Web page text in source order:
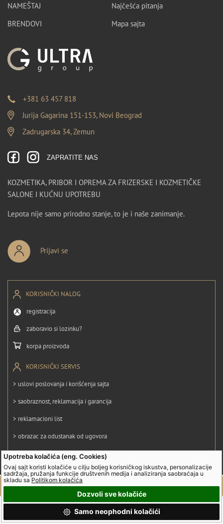
Upotreba kolačića (eng. Cookies)
Ovaj sajt koristi kolačiće u cilju boljeg korisničkog iskustva, personalizacije
sadržaja, pružanja funkcije društvenih medija i analiziranja saobraćaja u
skladu sa Politikom kolačića
Dozvoli sve kolačiće
Samo neophodni kolačići
NAMEŠTAJ
BRENDOVI
Najčešća pitanja
Mapa sajta
+381 63 457 818
Jurija Gagarina 151-153, Novi Beograd
Zadrugarska 34, Zemun
ZAPRATITE NAS
KOZMETIKA, PRIBOR I OPREMA ZA FRIZERSKE I KOZMETIČKE
SALONE I KUĆNU UPOTREBU
Lepota nije samo prirodno stanje, to je i naše zanimanje.
Prijavi se
KORISNIČKI NALOG
registracija
zaboravio si lozinku?
korpa proizvoda
KORISNIČKI SERVIS
> uslovi poslovanja i korišćenja sajta
> saobraznost, reklamacija i garancija
> reklamacioni list
> obrazac za odustanak od ugovora
> politika privatnosti
> politika kolačića
© UltraGroup. Sva prava su zadržana.